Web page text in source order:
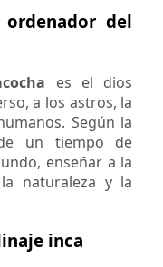
del
es el dios
a los astros, la
Según la
un tiempo de
enseñar a la
naturaleza y la
inca